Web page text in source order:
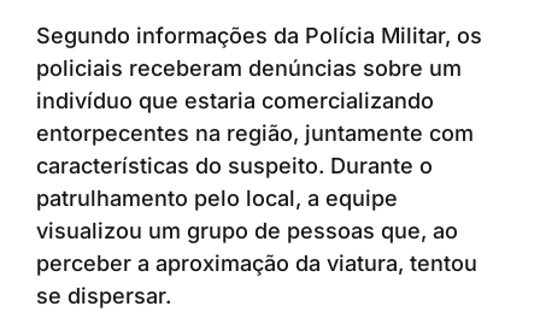
Segundo informações da Polícia Militar, os
policiais receberam denúncias sobre um
indivíduo que estaria comercializando
entorpecentes na região, juntamente com
características do suspeito. Durante o
patrulhamento pelo local, a equipe
visualizou um grupo de pessoas que, ao
perceber a aproximação da viatura, tentou
se dispersar.